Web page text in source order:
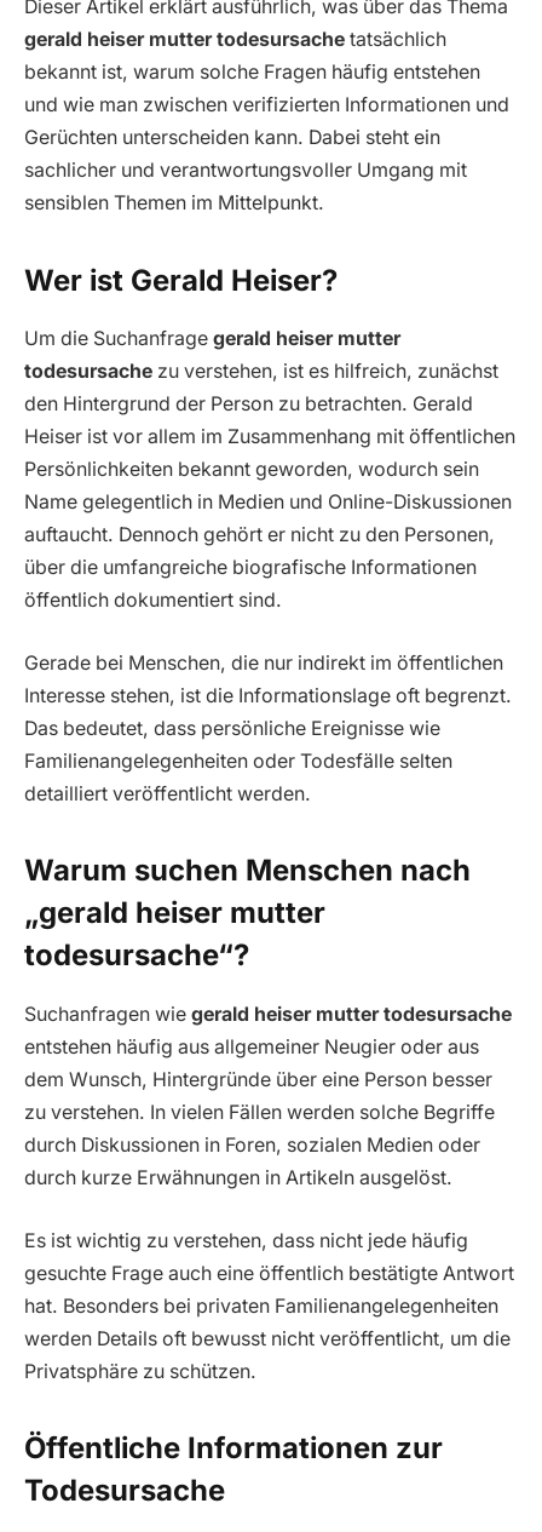
Dieser Artikel erklärt ausführlich, was über das Thema
gerald heiser mutter todesursache tatsächlich
bekannt ist, warum solche Fragen häufig entstehen
und wie man zwischen verifizierten Informationen und
Gerüchten unterscheiden kann. Dabei steht ein
sachlicher und verantwortungsvoller Umgang mit
sensiblen Themen im Mittelpunkt.
Wer ist Gerald Heiser?
Um die Suchanfrage gerald heiser mutter
todesursache zu verstehen, ist es hilfreich, zunächst
den Hintergrund der Person zu betrachten. Gerald
Heiser ist vor allem im Zusammenhang mit öffentlichen
Persönlichkeiten bekannt geworden, wodurch sein
Name gelegentlich in Medien und Online-Diskussionen
auftaucht. Dennoch gehört er nicht zu den Personen,
über die umfangreiche biografische Informationen
öffentlich dokumentiert sind.
Gerade bei Menschen, die nur indirekt im öffentlichen
Interesse stehen, ist die Informationslage oft begrenzt.
Das bedeutet, dass persönliche Ereignisse wie
Familienangelegenheiten oder Todesfälle selten
detailliert veröffentlicht werden.
Warum suchen Menschen nach
„gerald heiser mutter
todesursache“?
Suchanfragen wie gerald heiser mutter todesursache
entstehen häufig aus allgemeiner Neugier oder aus
dem Wunsch, Hintergründe über eine Person besser
zu verstehen. In vielen Fällen werden solche Begriffe
durch Diskussionen in Foren, sozialen Medien oder
durch kurze Erwähnungen in Artikeln ausgelöst.
Es ist wichtig zu verstehen, dass nicht jede häufig
gesuchte Frage auch eine öffentlich bestätigte Antwort
hat. Besonders bei privaten Familienangelegenheiten
werden Details oft bewusst nicht veröffentlicht, um die
Privatsphäre zu schützen.
Öffentliche Informationen zur
Todesursache